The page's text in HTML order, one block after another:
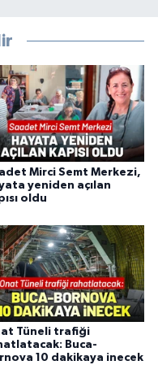
Mirci Semt Merkezi,
yeniden açılan
oldu
Tüneli trafiği
Buca-
10 dakikaya inecek